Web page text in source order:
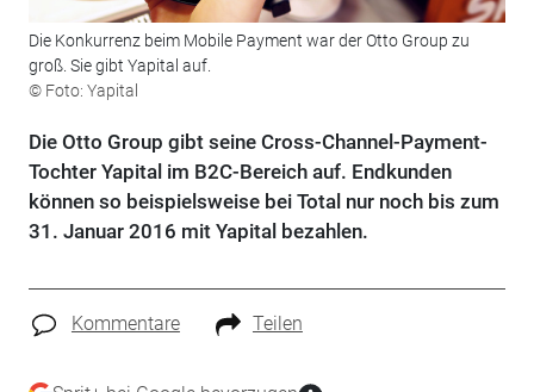
Die Konkurrenz beim Mobile Payment war der Otto Group zu
groß. Sie gibt Yapital auf.
© Foto: Yapital
Die Otto Group gibt seine Cross-Channel-Payment-
Tochter Yapital im B2C-Bereich auf. Endkunden
können so beispielsweise bei Total nur noch bis zum
31. Januar 2016 mit Yapital bezahlen.
Kommentare Teilen